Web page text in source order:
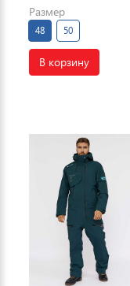
Размер
48 50
В корзину